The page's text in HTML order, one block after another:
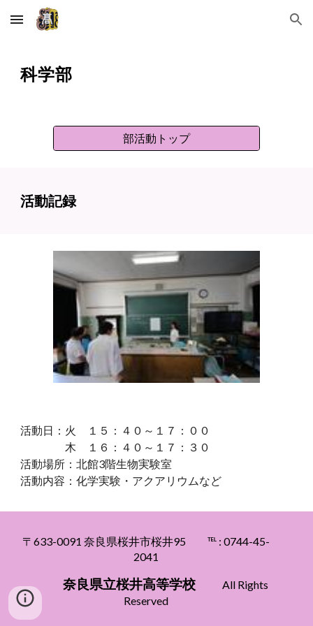
Skip to main content Skip to navigation
科学部
部活動トップ
活動記録
活動日：火 １５：４０～１７：００
木 １６：４０～１７：３０
活動場所：北館3階生物実験室
活動内容：化学実験・アクアリウムなど
〒633-0091 奈良県桜井市桜井95 ℡ : 0744-45-
2041
奈良県立桜井高等学校 All Rights
Reserved